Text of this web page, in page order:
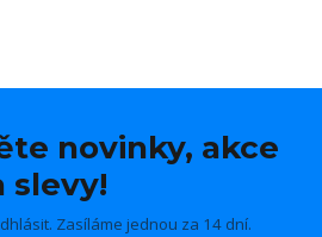
novinky, akce
slevy!
Zasíláme jednou za 14 dní.